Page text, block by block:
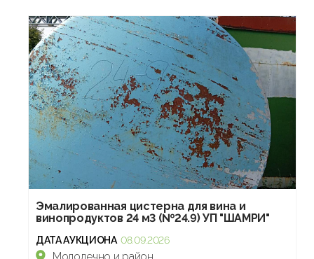
Эмалированная цистерна для вина и
винопродуктов 24 м3 (№24.9) УП "ШАМРИ"
ДАТА АУКЦИОНА 08.09.2026
Молодечно и район